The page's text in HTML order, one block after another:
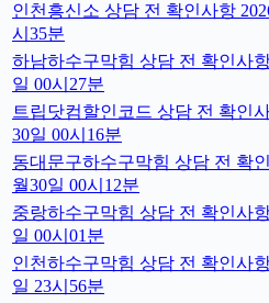
인천흥신소 상담 전 확인사항
시35분
하남하수구막힘 상담 전 확인사
일 00시27분
트립닷컴할인코드 상담 전 확인
30일 00시16분
동대문구하수구막힘 상담 전 확
월30일 00시12분
중랑하수구막힘 상담 전 확인사
일 00시01분
인천하수구막힘 상담 전 확인사
일 23시56분